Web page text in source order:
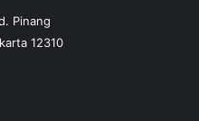
Pinang
12310